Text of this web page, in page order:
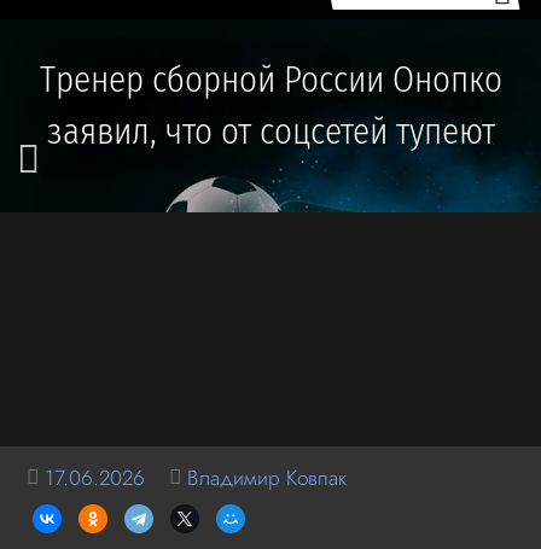
Тренер сборной России Онопко
заявил, что от соцсетей тупеют
17.06.2026 Владимир Ковпак